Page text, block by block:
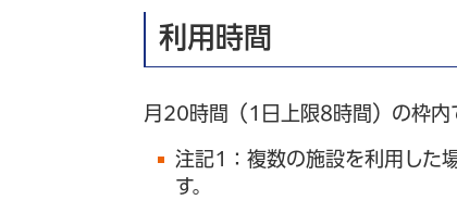
利用時間
月20時間（1日上限8時間）の枠内
注記1：複数の施設を利用した
す。